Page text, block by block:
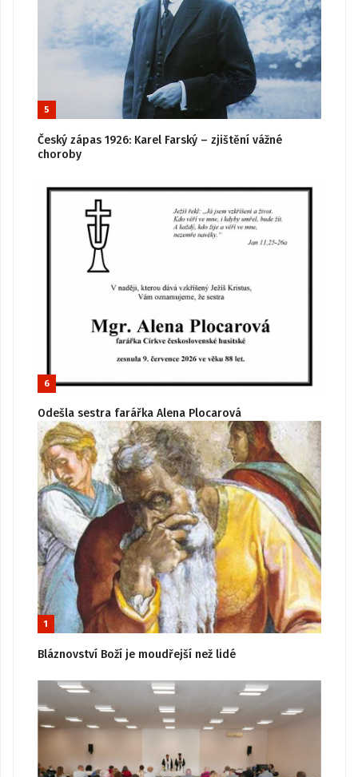
5
Český zápas 1926: Karel Farský – zjištění vážné
choroby
6
Odešla sestra farářka Alena Plocarová
1
Bláznovství Boží je moudřejší než lidé